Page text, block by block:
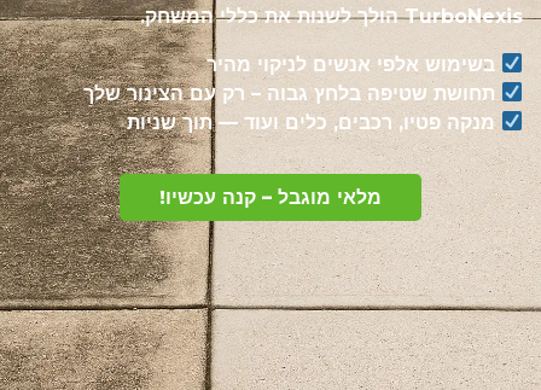
TurboNexis הולך לשנות את כללי המשחק.
בשימוש אלפי אנשים לניקוי מהיר
תחושת שטיפה בלחץ גבוה – רק עם הצינור שלך
מנקה פטיו, רכבים, כלים ועוד — תוך שניות
מלאי מוגבל – קנה עכשיו!